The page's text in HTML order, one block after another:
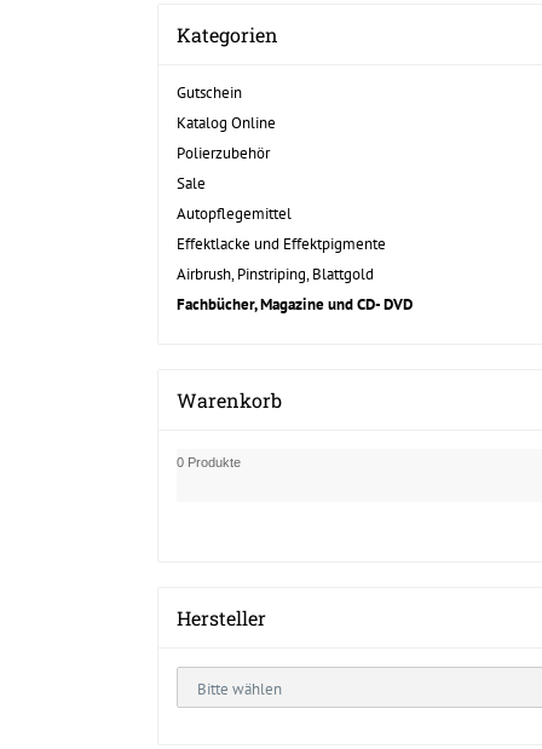
Kategorien
Gutschein
Katalog Online
Polierzubehör
Sale
Autopflegemittel
Effektlacke und Effektpigmente
Airbrush, Pinstriping, Blattgold
Fachbücher, Magazine und CD- DVD
Warenkorb
0 Produkte
Hersteller